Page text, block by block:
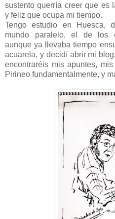
sustento querría creer que es
y feliz que ocupa mi tiempo.
Tengo estudio en Huesca,
mundo paralelo, el de los
aunque ya llevaba tiempo
acuarela, y decidí abrir mi
encontraréis mis apuntes,
Pirineo fundamentalmente, y